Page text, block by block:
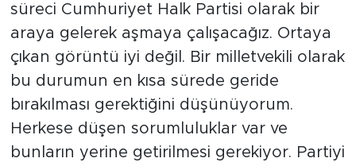
süreci Cumhuriyet Halk Partisi olarak bir
araya gelerek aşmaya çalışacağız. Ortaya
çıkan görüntü iyi değil. Bir milletvekili olarak
bu durumun en kısa sürede geride
bırakılması gerektiğini düşünüyorum.
Herkese düşen sorumluluklar var ve
bunların yerine getirilmesi gerekiyor. Partiyi